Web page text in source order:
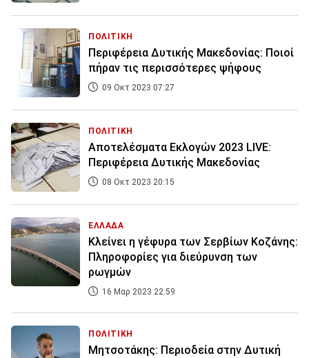
ΠΟΛΙΤΙΚΗ
Περιφέρεια Δυτικής Μακεδονίας: Ποιοί
πήραν τις περισσότερες ψήφους
09 Οκτ 2023 07:27
ΠΟΛΙΤΙΚΗ
Αποτελέσματα Εκλογών 2023 LIVE:
Περιφέρεια Δυτικής Μακεδονίας
08 Οκτ 2023 20:15
ΕΛΛΑΔΑ
Κλείνει η γέφυρα των Σερβίων Κοζάνης:
Πληροφορίες για διεύρυνση των
ρωγμών
16 Μαρ 2023 22:59
ΠΟΛΙΤΙΚΗ
Μητσοτάκης: Περιοδεία στην Δυτική